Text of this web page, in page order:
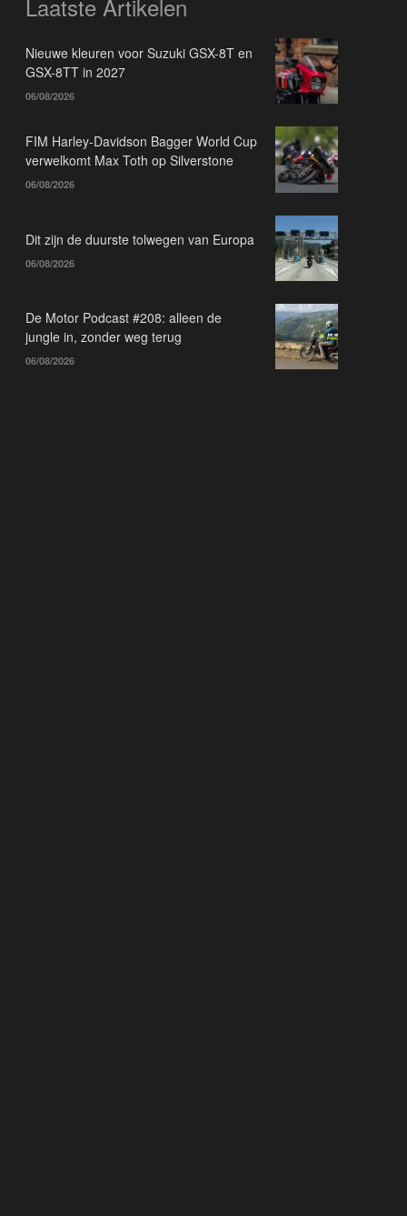
Laatste Artikelen
Nieuwe kleuren voor Suzuki GSX-8T en
GSX-8TT in 2027
06/08/2026
FIM Harley-Davidson Bagger World Cup
verwelkomt Max Toth op Silverstone
06/08/2026
Dit zijn de duurste tolwegen van Europa
06/08/2026
De Motor Podcast #208: alleen de
jungle in, zonder weg terug
06/08/2026